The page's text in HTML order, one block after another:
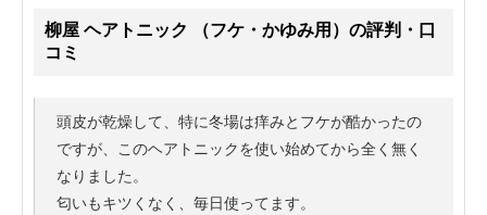
柳屋 ヘアトニック （フケ・かゆみ用）の評判・口
コミ
頭皮が乾燥して、特に冬場は痒みとフケが酷かったの
ですが、このヘアトニックを使い始めてから全く無く
なりました。
匂いもキツくなく、毎日使ってます。